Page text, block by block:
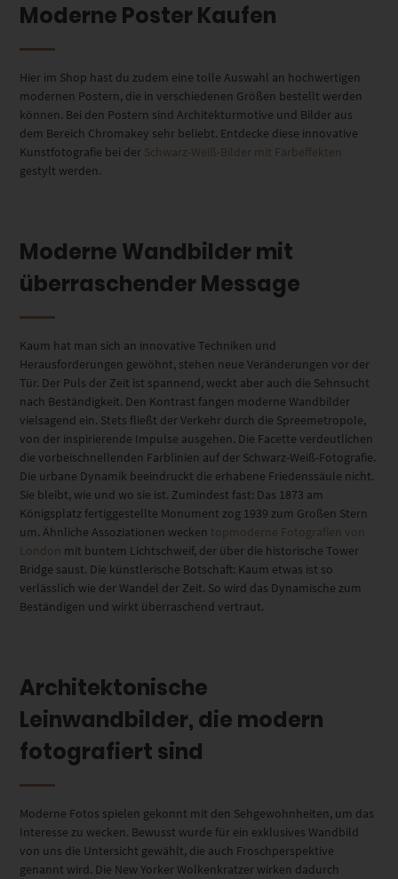
Moderne Poster Kaufen
Hier im Shop hast du zudem eine tolle Auswahl an hochwertigen
modernen Postern, die in verschiedenen Größen bestellt werden
können. Bei den Postern sind Architekturmotive und Bilder aus
dem Bereich Chromakey sehr beliebt. Entdecke diese innovative
Kunstfotografie bei der Schwarz-Weiß-Bilder mit Farbeffekten
gestylt werden.
Moderne Wandbilder mit
überraschender Message
Kaum hat man sich an innovative Techniken und
Herausforderungen gewöhnt, stehen neue Veränderungen vor der
Tür. Der Puls der Zeit ist spannend, weckt aber auch die Sehnsucht
nach Beständigkeit. Den Kontrast fangen moderne Wandbilder
vielsagend ein. Stets fließt der Verkehr durch die Spreemetropole,
von der inspirierende Impulse ausgehen. Die Facette verdeutlichen
die vorbeischnellenden Farblinien auf der Schwarz-Weiß-Fotografie.
Die urbane Dynamik beeindruckt die erhabene Friedenssäule nicht.
Sie bleibt, wie und wo sie ist. Zumindest fast: Das 1873 am
Königsplatz fertiggestellte Monument zog 1939 zum Großen Stern
um. Ähnliche Assoziationen wecken topmoderne Fotografien von
London mit buntem Lichtschweif, der über die historische Tower
Bridge saust. Die künstlerische Botschaft: Kaum etwas ist so
verlässlich wie der Wandel der Zeit. So wird das Dynamische zum
Beständigen und wirkt überraschend vertraut.
Architektonische
Leinwandbilder, die modern
fotografiert sind
Moderne Fotos spielen gekonnt mit den Sehgewohnheiten, um das
Interesse zu wecken. Bewusst wurde für ein exklusives Wandbild
von uns die Untersicht gewählt, die auch Froschperspektive
genannt wird. Die New Yorker Wolkenkratzer wirken dadurch